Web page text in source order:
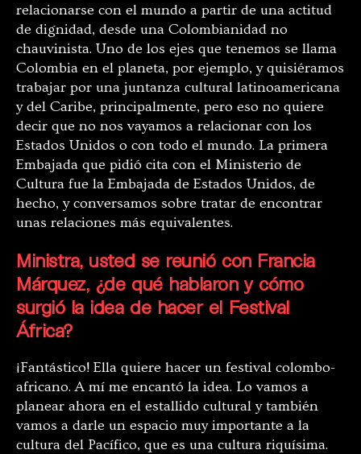
relacionarse con el mundo a partir de una actitud
de dignidad, desde una Colombianidad no
chauvinista. Uno de los ejes que tenemos se llama
Colombia en el planeta, por ejemplo, y quisiéramos
trabajar por una juntanza cultural latinoamericana
y del Caribe, principalmente, pero eso no quiere
decir que no nos vayamos a relacionar con los
Estados Unidos o con todo el mundo. La primera
Embajada que pidió cita con el Ministerio de
Cultura fue la Embajada de Estados Unidos, de
hecho, y conversamos sobre tratar de encontrar
unas relaciones más equivalentes.
Ministra, usted se reunió con Francia
Márquez, ¿de qué hablaron y cómo
surgió la idea de hacer el Festival
África?
¡Fantástico! Ella quiere hacer un festival colombo-
africano. A mí me encantó la idea. Lo vamos a
planear ahora en el estallido cultural y también
vamos a darle un espacio muy importante a la
cultura del Pacífico, que es una cultura riquísima.